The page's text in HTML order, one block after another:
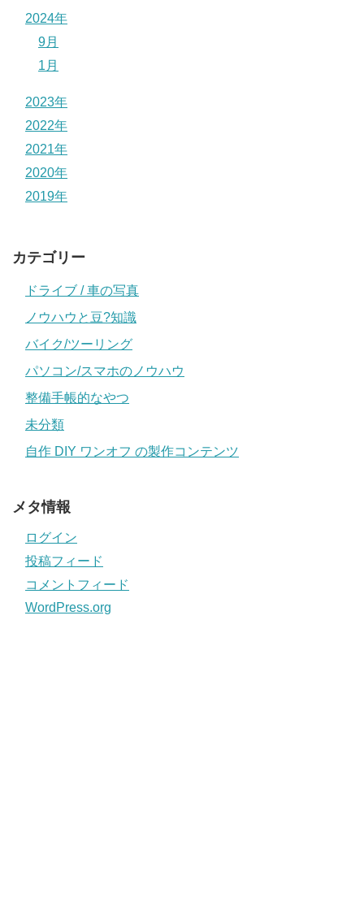
2024年
9月
1月
2023年
2022年
2021年
2020年
2019年
カテゴリー
ドライブ / 車の写真
ノウハウと豆?知識
バイク/ツーリング
パソコン/スマホのノウハウ
整備手帳的なやつ
未分類
自作 DIY ワンオフ の製作コンテンツ
メタ情報
ログイン
投稿フィード
コメントフィード
WordPress.org